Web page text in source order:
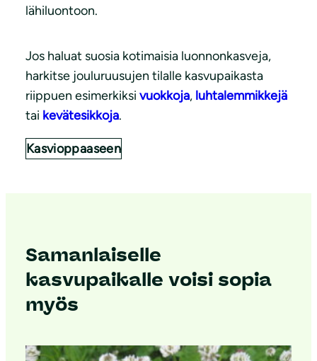
lähiluontoon.
Jos haluat suosia kotimaisia luonnonkasveja,
harkitse jouluruusujen tilalle kasvupaikasta
riippuen esimerkiksi vuokkoja, luhtalemmikkejä
tai kevätesikkoja.
Kasvioppaaseen
Samanlaiselle
kasvupaikalle voisi sopia
myös